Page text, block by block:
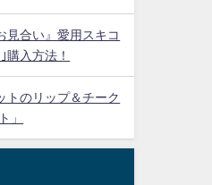
見合い』愛用スキコ
購入方法！
トのリップ＆チーク
」